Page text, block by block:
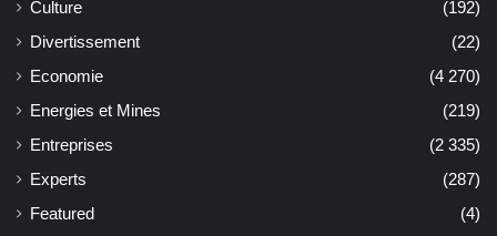
Culture
(192)
Divertissement
(22)
Economie
(4 270)
Energies et Mines
(219)
Entreprises
(2 335)
Experts
(287)
Featured
(4)